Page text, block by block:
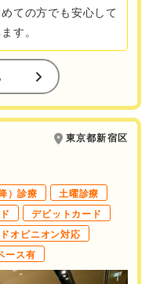
ての方でも安心して
す。
東京都新宿区
）診療
土曜診療
デビットカード
オピニオン対応
ース有